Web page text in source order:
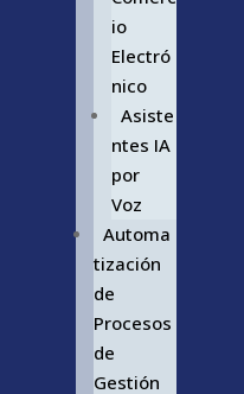
io
Electró
nico
Asiste
ntes IA
por
Voz
Automa
tización
de
Procesos
de
Gestión